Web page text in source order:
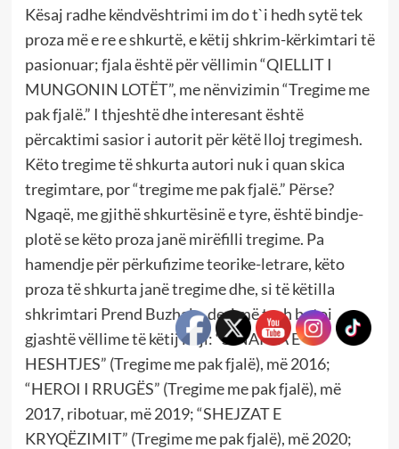
Kësaj radhe këndvështrimi im do t`i hedh sytë tek
proza më e re e shkurtë, e këtij shkrim-kërkimtari të
pasionuar; fjala është për vëllimin “QIELLIT I
MUNGONIN LOTËT”, me nënvizimin “Tregime me
pak fjalë.” I thjeshtë dhe interesant është
përcaktimi sasior i autorit për këtë lloj tregimesh.
Këto tregime të shkurta autori nuk i quan skica
tregimtare, por “tregime me pak fjalë.” Përse?
Ngaqë, me gjithë shkurtësinë e tyre, është bindje-
plotë se këto proza janë mirëfilli tregime. Pa
hamendje për përkufizime teorike-letrare, këto
proza të shkurta janë tregime dhe, si të këtilla
shkrimtari Prend Buzhala, deri më tash botoi
gjashtë vëllime të këtij lloji: “SINAPSA E
HESHTJES” (Tregime me pak fjalë), më 2016;
“HEROI I RRUGËS” (Tregime me pak fjalë), më
2017, ribotuar, më 2019; “SHEJZAT E
KRYQËZIMIT” (Tregime me pak fjalë), më 2020;